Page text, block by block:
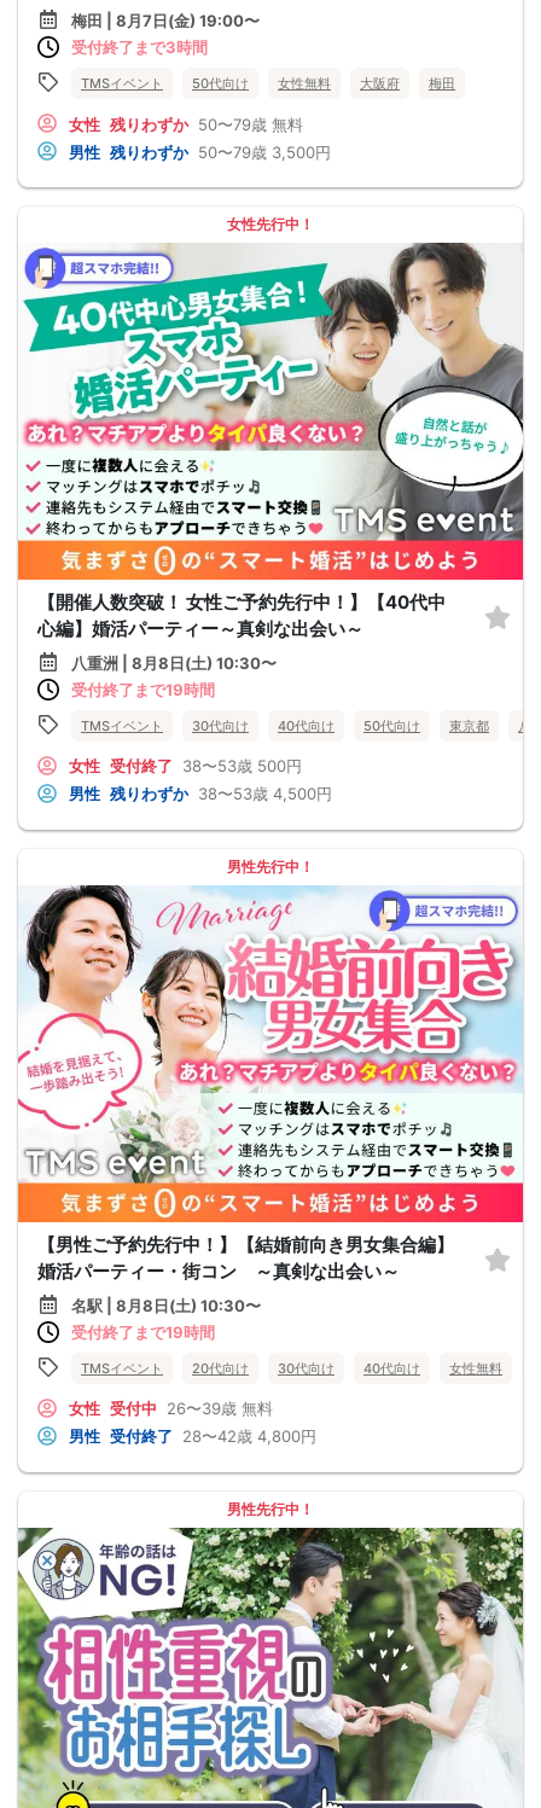
梅田 | 8月7日(金) 19:00〜
受付終了まで3時間
TMSイベント 50代向け 女性無料 大阪府 梅田
女性 残りわずか 50〜79歳 無料
男性 残りわずか 50〜79歳 3,500円
女性先行中！
【開催人数突破！ 女性ご予約先行中！】【40代中
心編】婚活パーティー～真剣な出会い～
八重洲 | 8月8日(土) 10:30〜
受付終了まで19時間
TMSイベント 30代向け 40代向け 50代向け 東京都 八
女性 受付終了 38〜53歳 500円
男性 残りわずか 38〜53歳 4,500円
男性先行中！
【男性ご予約先行中！】【結婚前向き男女集合編】
婚活パーティー・街コン ～真剣な出会い～
名駅 | 8月8日(土) 10:30〜
受付終了まで19時間
TMSイベント 20代向け 30代向け 40代向け 女性無料
女性 受付中 26〜39歳 無料
男性 受付終了 28〜42歳 4,800円
男性先行中！